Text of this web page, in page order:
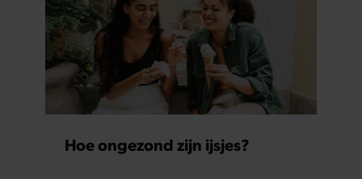
Hoe ongezond zijn ijsjes?